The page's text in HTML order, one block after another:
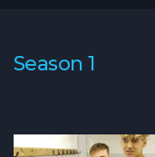
Season 1